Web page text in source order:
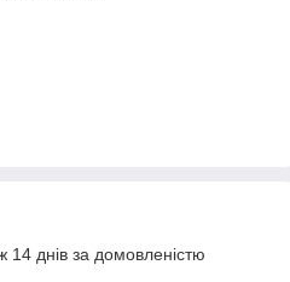
днів за домовленістю